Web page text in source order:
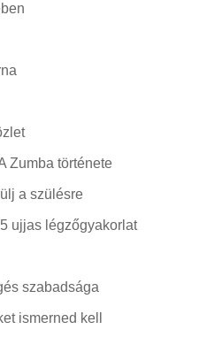
Zumba története
a szülésre
ujjas légzőgyakorlat
szabadsága
ismerned kell